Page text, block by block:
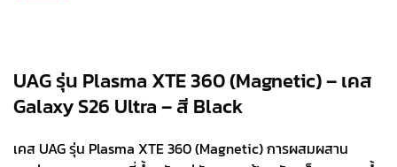
UAG รุ่น Plasma XTE 360 (Magnetic) – เคส
Galaxy S26 Ultra – สี Black
เคส UAG รุ่น Plasma XTE 360 (Magnetic) การผสมผสาน